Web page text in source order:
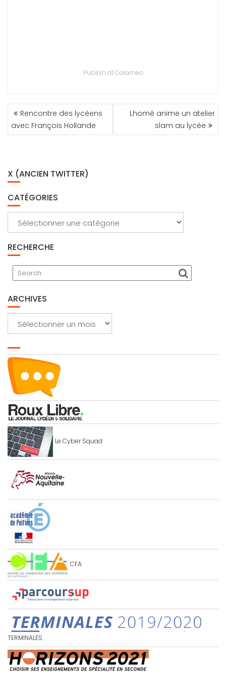
Publish at Calameo
NAVIGATION
DE
L’ARTICLE
Rencontre des lycéens
avec François Hollande
Lhomé anime un atelier
slam au lycée
X (ANCIEN TWITTER)
CATÉGORIES
RECHERCHE
ARCHIVES
Le Cyber Squad
CFA
TERMINALES